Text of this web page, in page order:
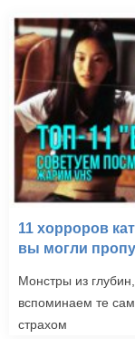
11 хорроров
вы могли
Монстры из
вспоминаем те
страхом